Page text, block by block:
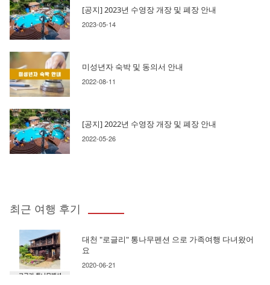
[공지] 2023년 수영장 개장 및 폐장 안내
2023-05-14
미성년자 숙박 및 동의서 안내
2022-08-11
[공지] 2022년 수영장 개장 및 폐장 안내
2022-05-26
최근 여행 후기
대천 "로글리" 통나무펜션 으로 가족여행 다녀왔어
요
2020-06-21